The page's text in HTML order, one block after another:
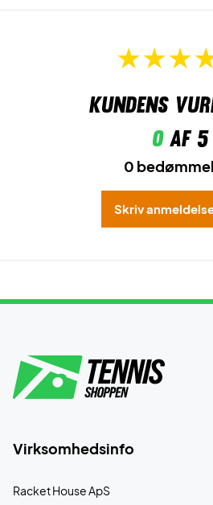
Kundens
0af 5
0
Skriv
Virksomhedsinfo
Racket House ApS